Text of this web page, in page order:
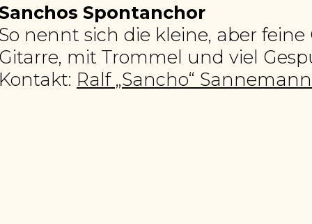
Spontanchor
nennt sich die kleine, aber
mit Trommel und viel
Ralf „Sancho“ Sannemann